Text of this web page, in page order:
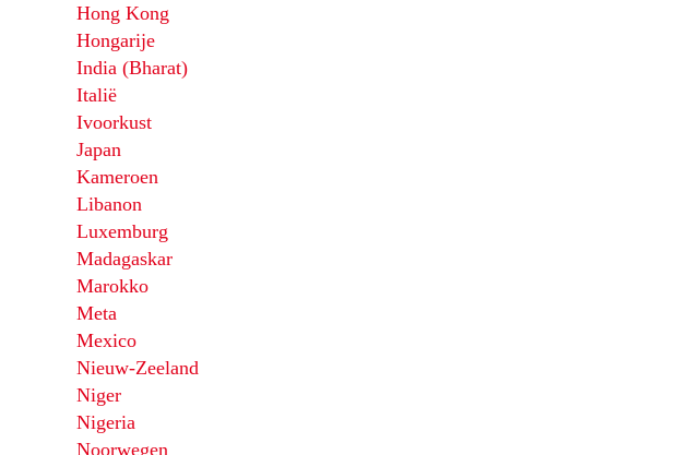
Hong Kong
Hongarije
India (Bharat)
Italië
Ivoorkust
Japan
Kameroen
Libanon
Luxemburg
Madagaskar
Marokko
Meta
Mexico
Nieuw-Zeeland
Niger
Nigeria
Noorwegen